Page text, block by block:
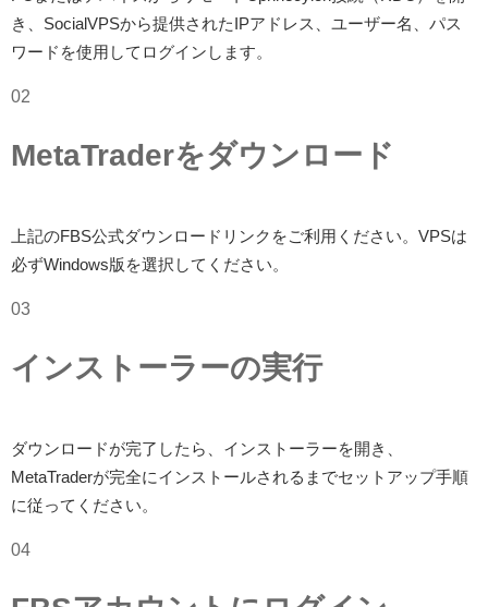
き、SocialVPSから提供されたIPアドレス、ユーザー名、パス
ワードを使用してログインします。
02
MetaTraderをダウンロード
上記のFBS公式ダウンロードリンクをご利用ください。VPSは
必ずWindows版を選択してください。
03
インストーラーの実行
ダウンロードが完了したら、インストーラーを開き、
MetaTraderが完全にインストールされるまでセットアップ手順
に従ってください。
04